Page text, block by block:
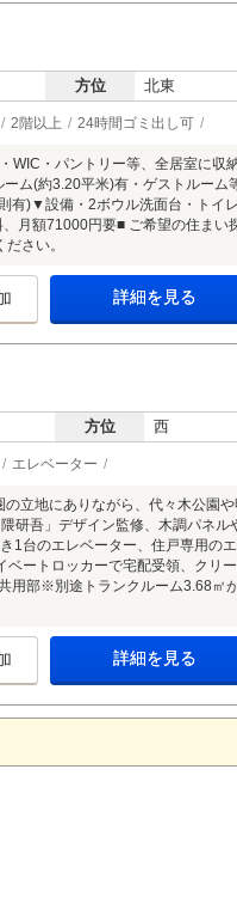
方位 北東
2階以上 24時間ゴミ出し可
WIC・パントリー等、全居室に収
ム(約3.20平米)有・ゲストルーム
有)▼設備・2ボウル洗面台・トイ
月額71000円要■ ご希望の住まい
さい。
詳細を見る
方位 西
エレベーター
立地にありながら、代々木公園や
研吾」デザイン監修、木調パネル
1台のエレベーター、住戸専用の
ートロッカーで宅配受領、クリ
用部※別途トランクルーム3.68㎡
詳細を見る